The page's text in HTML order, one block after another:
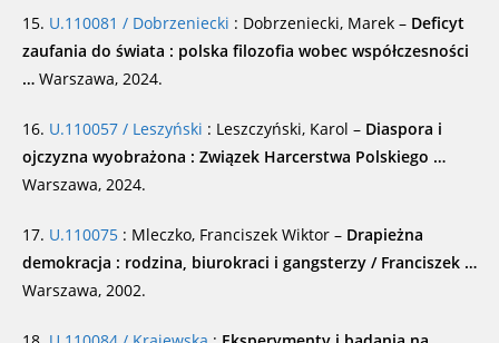
15. U.110081 / Dobrzeniecki : Dobrzeniecki, Marek – Deficyt
zaufania do świata : polska filozofia wobec współczesności
… Warszawa, 2024.
16. U.110057 / Leszyński : Leszczyński, Karol – Diaspora i
ojczyzna wyobrażona : Związek Harcerstwa Polskiego …
Warszawa, 2024.
17. U.110075 : Mleczko, Franciszek Wiktor – Drapieżna
demokracja : rodzina, biurokraci i gangsterzy / Franciszek …
Warszawa, 2002.